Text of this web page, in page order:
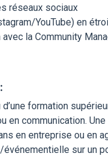
réseaux sociaux
YouTube) en
la Community
formation
en communication.
en entreprise ou en
événementielle sur un